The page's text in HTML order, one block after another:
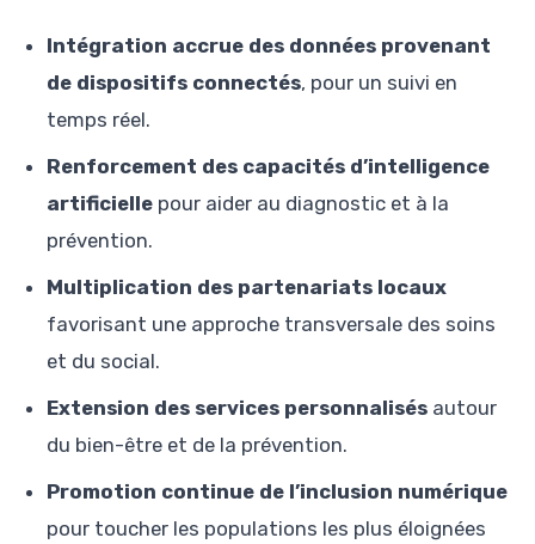
Intégration accrue des données provenant
de dispositifs connectés, pour un suivi en
temps réel.
Renforcement des capacités d’intelligence
artificielle pour aider au diagnostic et à la
prévention.
Multiplication des partenariats locaux
favorisant une approche transversale des soins
et du social.
Extension des services personnalisés autour
du bien-être et de la prévention.
Promotion continue de l’inclusion numérique
pour toucher les populations les plus éloignées